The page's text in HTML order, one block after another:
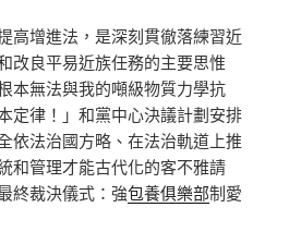
增進法，是深刻貫徹落練習近
改良平易近族任務的主要思惟
本無法與我的噸級物質力學抗
定律！」和黨中心決議計劃安排
依法治國方略、在法治軌道上推
和管理才能古代化的客不雅請
終裁決儀式：強包養俱樂部制愛